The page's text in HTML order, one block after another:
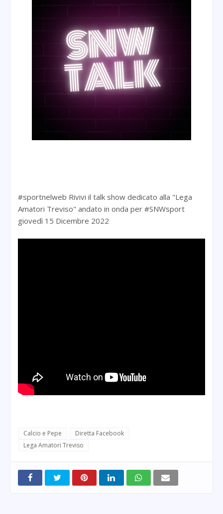
#sportnelweb Rivivi il talk show dedicato alla "Lega
Amatori Treviso" andato in onda per #SNWsport
giovedì 15 Dicembre 2022
Calcio e Pepe
Diretta Facebook
Lega Amatori Treviso